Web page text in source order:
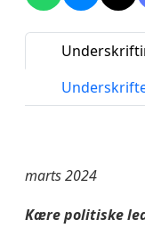
marts 2024
Kære politiske